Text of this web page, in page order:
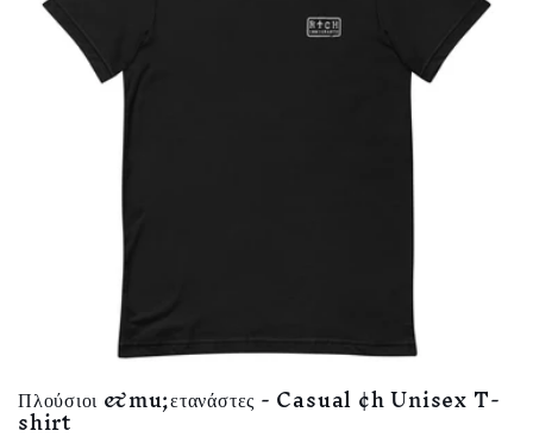
Πλούσιοι &mu;ετανάστες - Casual ¢h Unisex T-
shirt